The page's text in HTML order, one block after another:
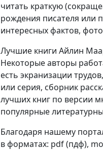
читать краткую
рождения писателя или
интересных фактов,
Лучшие книги Айлин
Некоторые авторы
есть экранизации
или серия, сборник
лучших книг по версии
популярные
Благодаря нашему
в форматах: pdf (пдф),